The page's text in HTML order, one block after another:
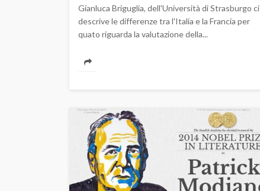
Gianluca Briguglia, dell'Università di Strasburgo ci
descrive le differenze tra l'Italia e la Francia per
quato riguarda la valutazione della...